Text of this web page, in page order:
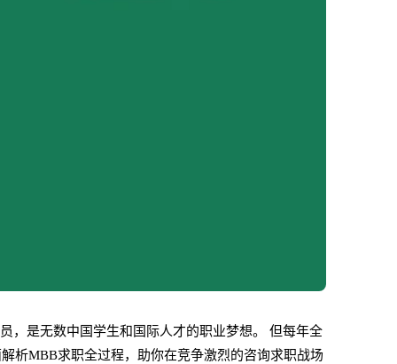
，是无数中国学生和国际人才的职业梦想。 但每年全
析MBB求职全过程，助你在竞争激烈的咨询求职战场